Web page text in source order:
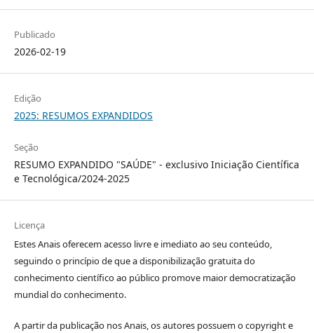
Publicado
2026-02-19
Edição
2025: RESUMOS EXPANDIDOS
Seção
RESUMO EXPANDIDO "SAÚDE" - exclusivo Iniciação Científica
e Tecnológica/2024-2025
Licença
Estes Anais oferecem acesso livre e imediato ao seu conteúdo,
seguindo o princípio de que a disponibilização gratuita do
conhecimento científico ao público promove maior democratização
mundial do conhecimento.
A partir da publicação nos Anais, os autores possuem o copyright e